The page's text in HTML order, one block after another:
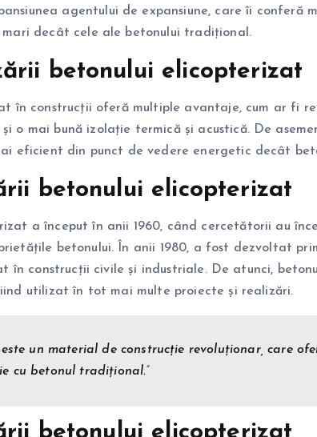
agentului de expansiune, care îi conferă
decât cele ale betonului tradițional.
betonului elicopterizat
în construcții oferă multiple avantaje, cum ar fi
o mai bună izolație termică și acustică. De
eficient din punct de vedere energetic decât
betonului elicopterizat
a început în anii 1960, când cercetătorii au
betonului. În anii 1980, a fost dezvoltat
în construcții civile și industriale. De atunci,
utilizat în tot mai multe proiecte și realizări.
un material de construcție revoluționar, care
cu betonul tradițional.”